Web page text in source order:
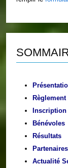
Règlement
Inscription
Bénévoles
Résultats
Partenaires
Actualité